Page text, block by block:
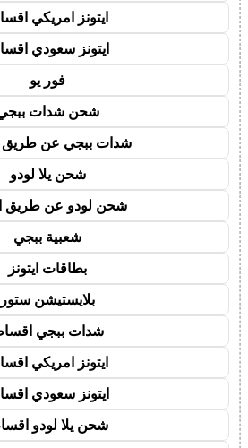
ايتونز امريكي
ايتونز سعودي
فور يو
شحن شدات
شدات ببجي عن طريق
شحن يلا لودو
شحن لودو عن طريق
شعبية ببجي
بطاقات ايتونز
بلايستيشن ستور
شدات ببجي
ايتونز امريكي
ايتونز سعودي
شحن يلا لودو